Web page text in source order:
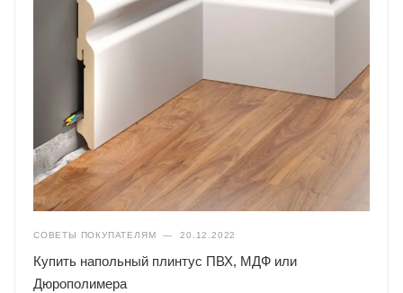
СОВЕТЫ ПОКУПАТЕЛЯМ — 20.12.2022
Купить напольный плинтус ПВХ, МДФ или
Дюрополимера